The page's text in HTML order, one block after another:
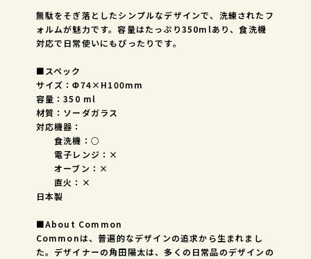
無駄をそぎ落としたシンプルなデザインで、洗練されたフ
ォルムが魅力です。容量はたっぷり350mlあり、食洗機
対応で日常使いにもぴったりです。
■スペック
サイズ：Φ74×H100mm
容量：350 ml
材質：ソーダガラス
対応機器：
食洗機：○
電子レンジ：×
オーブン：×
直火：×
日本製
■About Common
Commonは、普遍的なデザインの追求から生まれまし
た。デザイナーの角田陽太は、多くの日常品のデザインの